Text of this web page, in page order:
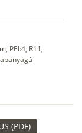
PEI:4, R11,
(PDF)